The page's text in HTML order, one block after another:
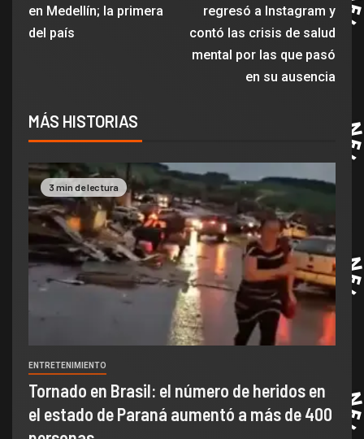
en Medellín; la primera
del país
regresó a Instagram y
contó las crisis de salud
mental por las que pasó
en su ausencia
MÁS HISTORIAS
3 min de lectura
ENTRETENIMIENTO
Tornado en Brasil: el número de heridos en
el estado de Paraná aumentó a más de 400